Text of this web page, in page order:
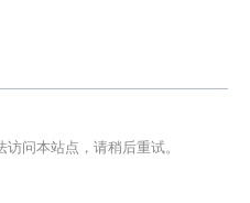
问本站点，请稍后重试。